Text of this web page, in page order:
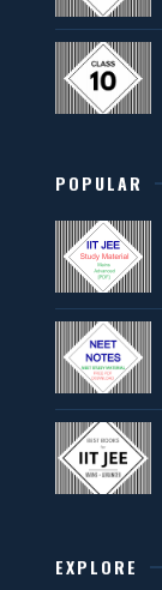
POPULAR
EXPLORE